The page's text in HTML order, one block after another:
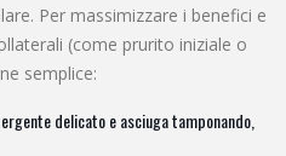
Per massimizzare i benefici e
(come prurito iniziale o
semplice:
delicato e asciuga tamponando,